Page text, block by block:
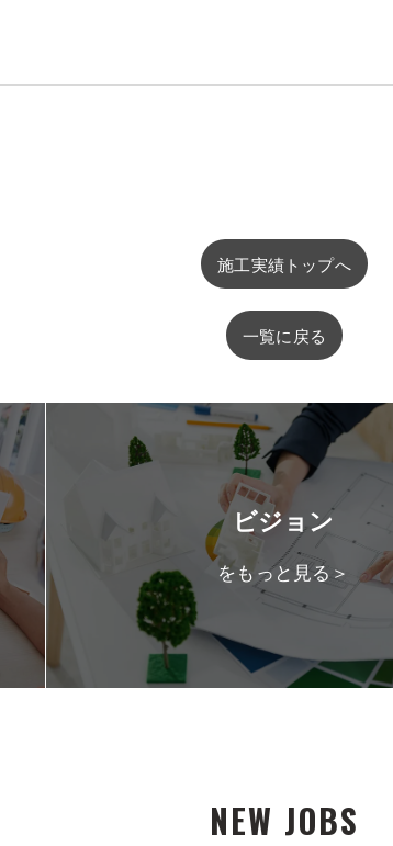
施工実績トップへ
一覧に戻る
ビジョン
をもっと見る＞
NEW JOBS